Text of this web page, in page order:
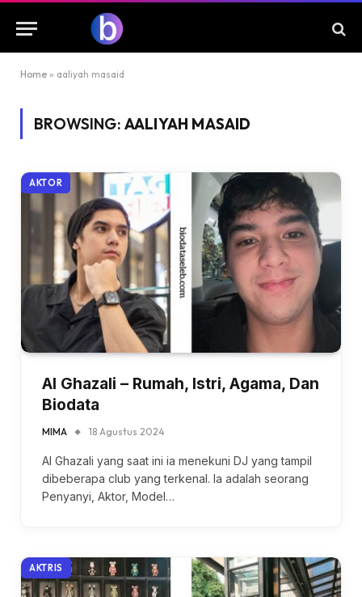
Home » aaliyah masaid
BROWSING: AALIYAH MASAID
AKTOR
Al Ghazali – Rumah, Istri, Agama, Dan
Biodata
MIMA 18 Agustus 2024
Al Ghazali yang saat ini ia menekuni DJ yang tampil
dibeberapa club yang terkenal. Ia adalah seorang
Penyanyi, Aktor, Model…
AKTRIS